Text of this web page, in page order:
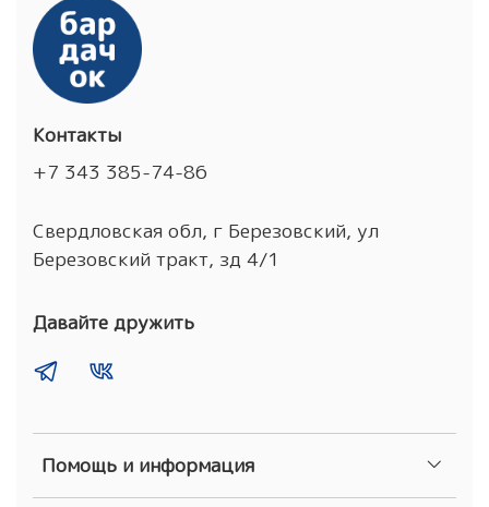
Помощь и информация
Контакты
+7 343 385-74-86
Свердловская обл, г Березовский, ул
Березовский тракт, зд 4/1
Давайте дружить